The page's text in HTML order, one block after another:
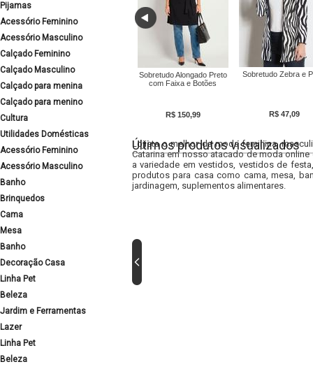
Pijamas
Acessório Feminino
Acessório Masculino
Calçado Feminino
Calçado Masculino
Calçado para menina
Calçado para menino
Cultura
Utilidades Domésticas
Acessório Feminino
Acessório Masculino
Banho
Brinquedos
Cama
Mesa
Banho
Decoração Casa
Linha Pet
Beleza
Jardim e Ferramentas
Lazer
Linha Pet
Beleza
Sobretudo Alongado Preto
com Faixa e Botões
R$ 150,99
Sobretudo Zebra e
R$ 47,09
Últimos produtos visualizados
Lojista o melhor da moda feminina,
Catarina em nosso atacado de moda
a variedade em vestidos, vestidos de
produtos para casa como cama, mesa,
jardinagem, suplementos alimentares.